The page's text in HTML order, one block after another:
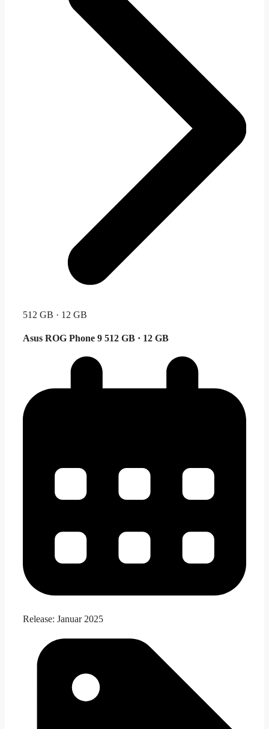
512 GB · 12 GB
Asus ROG Phone 9 512 GB · 12 GB
Release: Januar 2025